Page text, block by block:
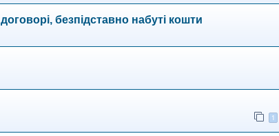
безпідставно набуті кошти
1